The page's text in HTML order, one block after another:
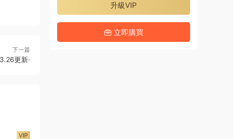
下一篇
更新·
VIP
升級VIP
立即購買